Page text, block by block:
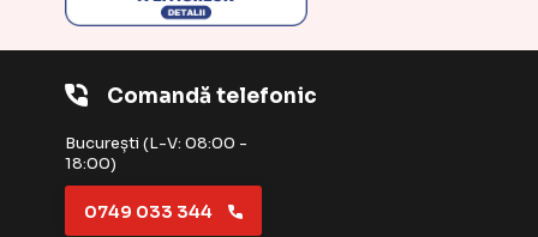
Comandă telefonic
București (L-V: 08:00 -
18:00)
0749 033 344